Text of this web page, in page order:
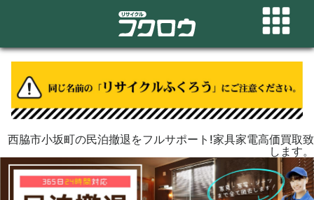
西脇市小坂町の民泊撤退をフルサポート!家具家電高価買取致
します。